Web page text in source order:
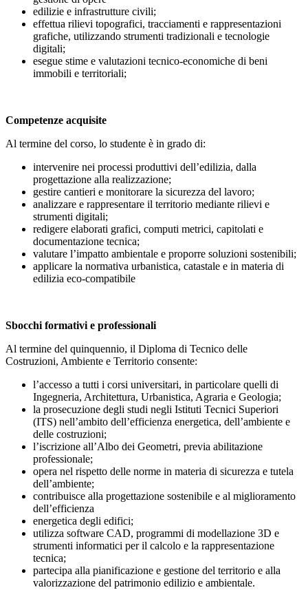
edilizie e infrastrutture civili;
effettua rilievi topografici, tracciamenti e rappresentazioni
grafiche, utilizzando strumenti tradizionali e tecnologie
digitali;
esegue stime e valutazioni tecnico-economiche di beni
immobili e territoriali;
Competenze acquisite
Al termine del corso, lo studente è in grado di:
intervenire nei processi produttivi dell’edilizia, dalla
progettazione alla realizzazione;
gestire cantieri e monitorare la sicurezza del lavoro;
analizzare e rappresentare il territorio mediante rilievi e
strumenti digitali;
redigere elaborati grafici, computi metrici, capitolati e
documentazione tecnica;
valutare l’impatto ambientale e proporre soluzioni sostenibili;
applicare la normativa urbanistica, catastale e in materia di
edilizia eco-compatibile
Sbocchi formativi e professionali
Al termine del quinquennio, il Diploma di Tecnico delle
Costruzioni, Ambiente e Territorio consente:
l’accesso a tutti i corsi universitari, in particolare quelli di
Ingegneria, Architettura, Urbanistica, Agraria e Geologia;
la prosecuzione degli studi negli Istituti Tecnici Superiori
(ITS) nell’ambito dell’efficienza energetica, dell’ambiente e
delle costruzioni;
l’iscrizione all’Albo dei Geometri, previa abilitazione
professionale;
opera nel rispetto delle norme in materia di sicurezza e tutela
dell’ambiente;
contribuisce alla progettazione sostenibile e al miglioramento
dell’efficienza
energetica degli edifici;
utilizza software CAD, programmi di modellazione 3D e
strumenti informatici per il calcolo e la rappresentazione
tecnica;
partecipa alla pianificazione e gestione del territorio e alla
valorizzazione del patrimonio edilizio e ambientale.